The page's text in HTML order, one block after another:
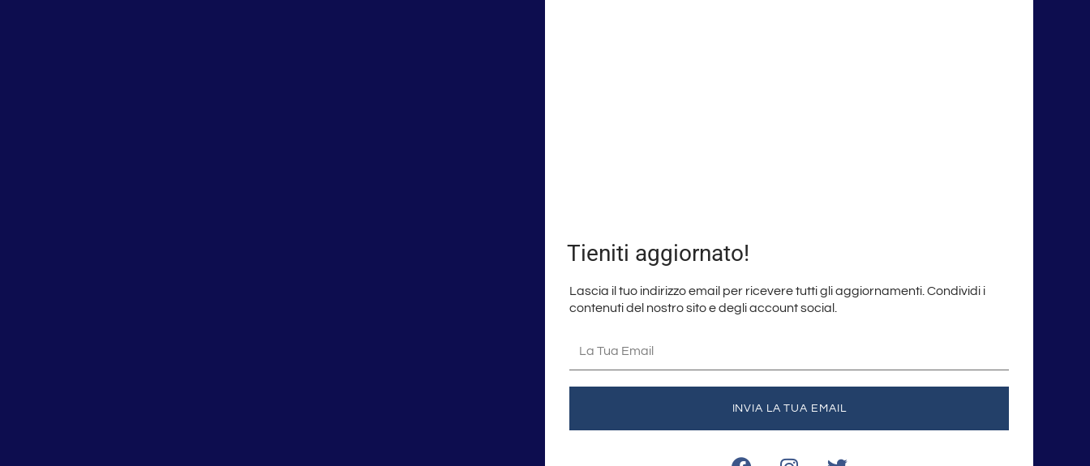
Tieniti aggiornato!
Lascia il tuo indirizzo email per ricevere tutti gli aggiornamenti. Condividi i
contenuti del nostro sito e degli account social.
tua
email
INVIA LA TUA EMAIL
F
I
T